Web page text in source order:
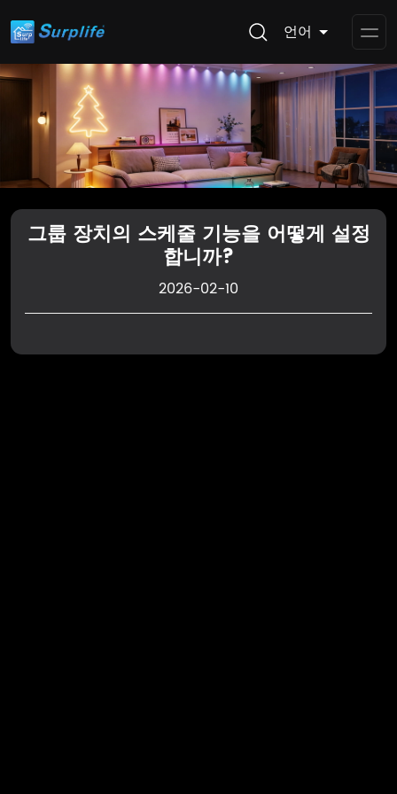
언어
그룹 장치의 스케줄 기능을 어떻게 설정
합니까?
2026-02-10